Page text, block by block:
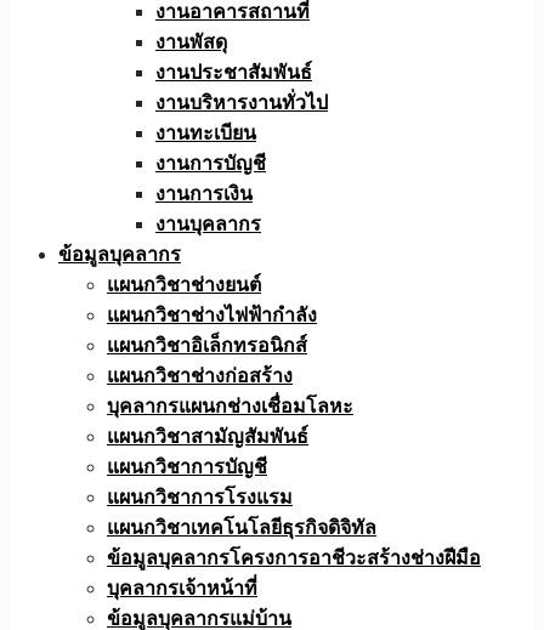
งานอาคารสถานที่
งานพัสดุ
งานประชาสัมพันธ์
งานบริหารงานทั่วไป
งานทะเบียน
งานการบัญชี
งานการเงิน
งานบุคลากร
ข้อมูลบุคลากร
แผนกวิชาช่างยนต์
แผนกวิชาช่างไฟฟ้ากำลัง
แผนกวิชาอิเล็กทรอนิกส์
แผนกวิชาช่างก่อสร้าง
บุคลากรแผนกช่างเชื่อมโลหะ
แผนกวิชาสามัญสัมพันธ์
แผนกวิชาการบัญชี
แผนกวิชาการโรงแรม
แผนกวิชาเทคโนโลยีธุรกิจดิจิทัล
ข้อมูลบุคลากรโครงการอาชีวะสร้างช่างฝีมือ
บุคลากรเจ้าหน้าที่
ข้อมูลบุคลากรแม่บ้าน